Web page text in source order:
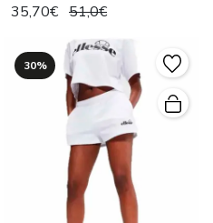
35,70€ 51,0€
30%